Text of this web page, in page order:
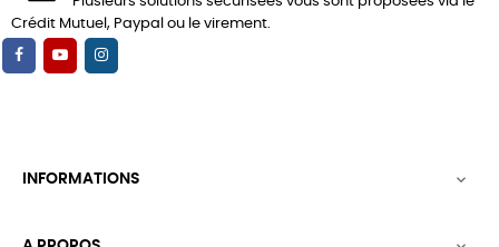
Crédit Mutuel, Paypal ou le virement.
INFORMATIONS 